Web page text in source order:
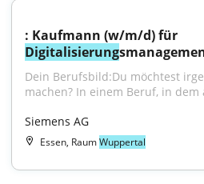
Digitalisierung
Dein Berufsbild:Du möchtest
machen? In einem Beruf, in dem
Siemens AG
Essen, RaumWuppertal